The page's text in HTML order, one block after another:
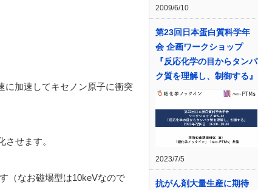
に加速してキセノン原子に衝突
せます。
（なお磁場型は10keVなので
2009/6/10
第23回日本蛋白質科学年
会 企画ワークショップ
『反応化学の目からタンパ
ク質を理解し、制御する』
2023/7/5
抗がん剤大量生産に期待